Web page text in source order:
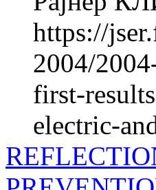
https://
2004/
first-
electric-